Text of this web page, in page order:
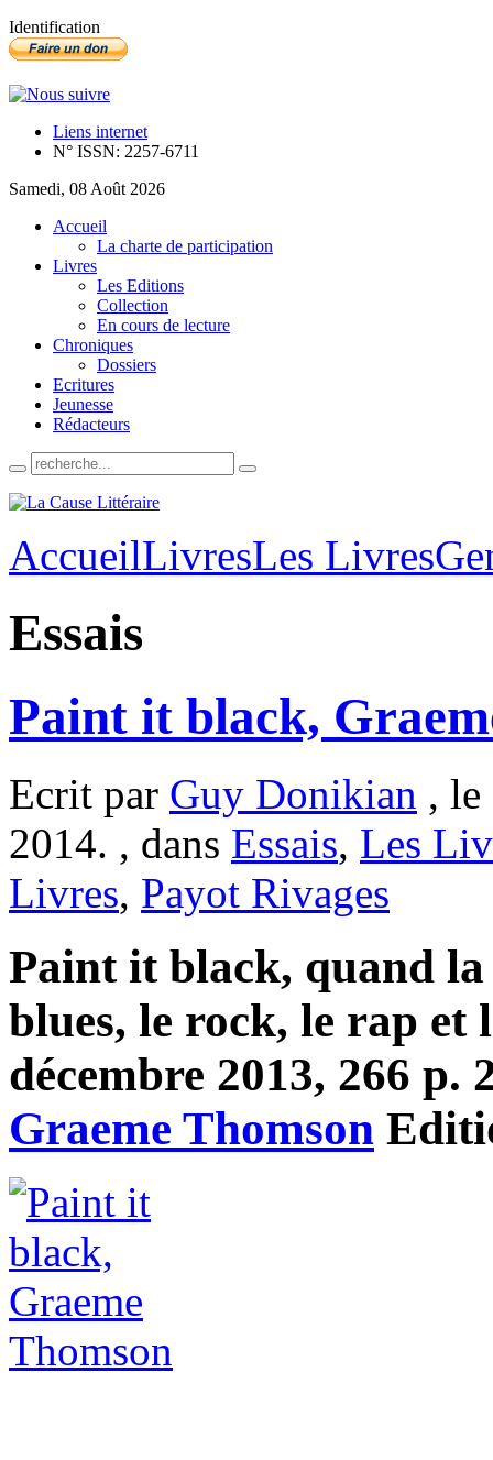
Identification
Liens internet
N° ISSN: 2257-6711
Samedi, 08 Août 2026
Accueil
La charte de participation
Livres
Les Editions
Collection
En cours de lecture
Chroniques
Dossiers
Ecritures
Jeunesse
Rédacteurs
AccueilLivresLes Livres
Essais
Paint it black,
Ecrit par Guy Donikian ,
2014. , dans Essais, Les
Livres, Payot Rivages
Paint it black, quand
blues, le rock, le rap et
décembre 2013, 266 p.
Graeme Thomson